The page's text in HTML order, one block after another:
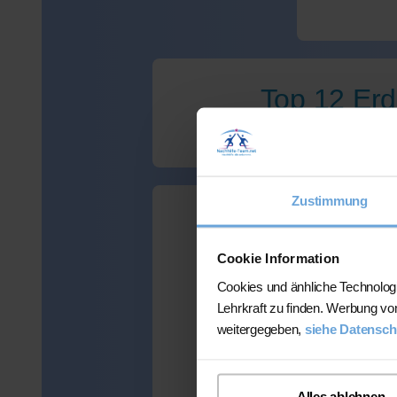
Zustimmung
Cookie Information
Cookies und änhliche
Lehrkraft zu finden. Werbung
weitergegeben, siehe
Top 12
Viele